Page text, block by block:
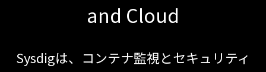
JADEPUFFER
AI
and Cloud
Sysdigは、コンテナ監視とセキュリティ